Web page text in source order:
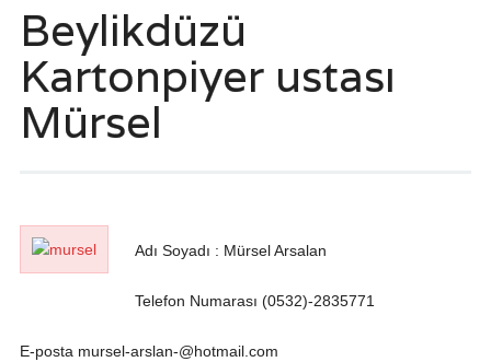
Beylikdüzü
Kartonpiyer ustası
Mürsel
Adı Soyadı : Mürsel Arsalan
Telefon Numarası (0532)-2835771
E-posta mursel-arslan-@hotmail.com